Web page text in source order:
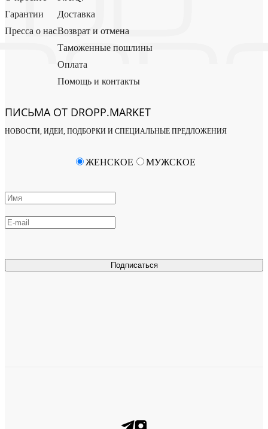
Гарантии
Пресса о нас
Доставка
Возврат и отмена
Таможенные пошлины
Оплата
Помощь и контакты
ПИСЬМА ОТ DROPP.MARKET
НОВОСТИ, ИДЕИ, ПОДБОРКИ И СПЕЦИАЛЬНЫЕ ПРЕДЛОЖЕНИЯ
Подписаться
ЖЕНСКОЕ МУЖСКОЕ